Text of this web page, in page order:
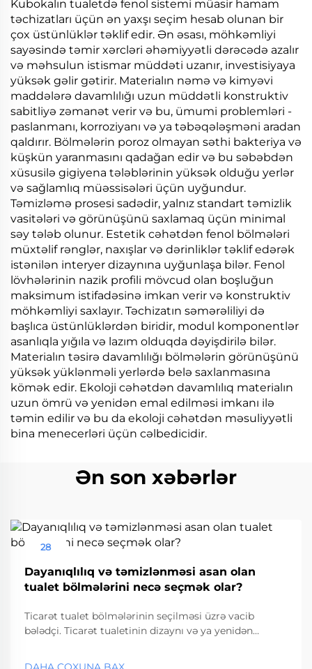
Kubokalın tualetdə fenol sistemi müasir hamam
təchizatları üçün ən yaxşı seçim hesab olunan bir
çox üstünlüklər təklif edir. Ən əsası, möhkəmliyi
sayəsində təmir xərcləri əhəmiyyətli dərəcədə azalır
və məhsulun istismar müddəti uzanır, investisiyaya
yüksək gəlir gətirir. Materialın nəmə və kimyəvi
maddələrə davamlılığı uzun müddətli konstruktiv
sabitliyə zəmanət verir və bu, ümumi problemləri -
paslanmanı, korroziyanı və ya təbəqələşməni aradan
qaldırır. Bölmələrin poroz olmayan səthi bakteriya və
küşkün yaranmasını qadağan edir və bu səbəbdən
xüsusilə gigiyena tələblərinin yüksək olduğu yerlər
və sağlamlıq müəssisələri üçün uyğundur.
Təmizləmə prosesi sadədir, yalnız standart təmizlik
vasitələri və görünüşünü saxlamaq üçün minimal
səy tələb olunur. Estetik cəhətdən fenol bölmələri
müxtəlif rənglər, naxışlar və dərinliklər təklif edərək
istənilən interyer dizaynına uyğunlaşa bilər. Fenol
lövhələrinin nazik profili mövcud olan boşluğun
maksimum istifadəsinə imkan verir və konstruktiv
möhkəmliyi saxlayır. Təchizatın səmərəliliyi də
başlıca üstünlüklərdən biridir, modul komponentlər
asanlıqla yığıla və lazım olduqda dəyişdirilə bilər.
Materialın təsirə davamlılığı bölmələrin görünüşünü
yüksək yüklənməli yerlərdə belə saxlanmasına
kömək edir. Ekoloji cəhətdən davamlılıq materialın
uzun ömrü və yenidən emal edilməsi imkanı ilə
təmin edilir və bu da ekoloji cəhətdən məsuliyyətli
bina menecerləri üçün cəlbedicidir.
Ən son xəbərlər
28
Dayanıqlılıq və təmizlənməsi asan olan
tualet bölmələrini necə seçmək olar?
Ticarət tualet bölmələrinin seçilməsi üzrə vacib
bələdçi. Ticarət tualetinin dizaynı və ya yenidən